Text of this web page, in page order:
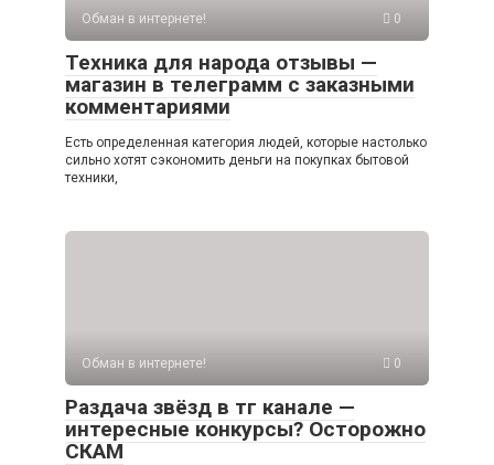
Обман в интернете! 0
Техника для народа отзывы —
магазин в телеграмм с заказными
комментариями
Есть определенная категория людей, которые настолько
сильно хотят сэкономить деньги на покупках бытовой
техники,
Обман в интернете! 0
Раздача звёзд в тг канале —
интересные конкурсы? Осторожно
СКАМ